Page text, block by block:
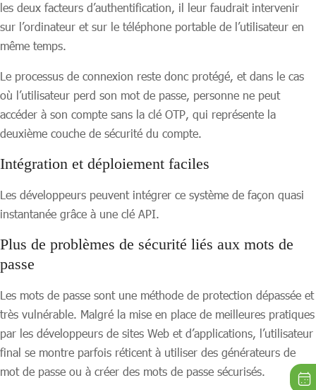
les deux facteurs d’authentification, il leur faudrait intervenir
sur l’ordinateur et sur le téléphone portable de l’utilisateur en
même temps.
Le processus de connexion reste donc protégé, et dans le cas
où l’utilisateur perd son mot de passe, personne ne peut
accéder à son compte sans la clé OTP, qui représente la
deuxième couche de sécurité du compte.
Intégration et déploiement faciles
Les développeurs peuvent intégrer ce système de façon quasi
instantanée grâce à une clé API.
Plus de problèmes de sécurité liés aux mots de
passe
Les mots de passe sont une méthode de protection dépassée et
très vulnérable. Malgré la mise en place de meilleures pratiques
par les développeurs de sites Web et d’applications, l’utilisateur
final se montre parfois réticent à utiliser des générateurs de
mot de passe ou à créer des mots de passe sécurisés.